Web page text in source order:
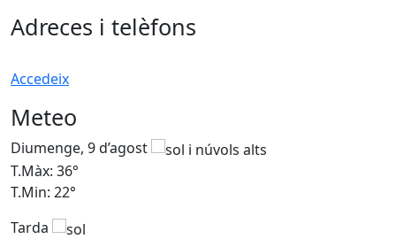
Adreces i telèfons
Accedeix
Meteo
Diumenge, 9 d’agost
T.Màx: 36°
T.Min: 22°
Tarda